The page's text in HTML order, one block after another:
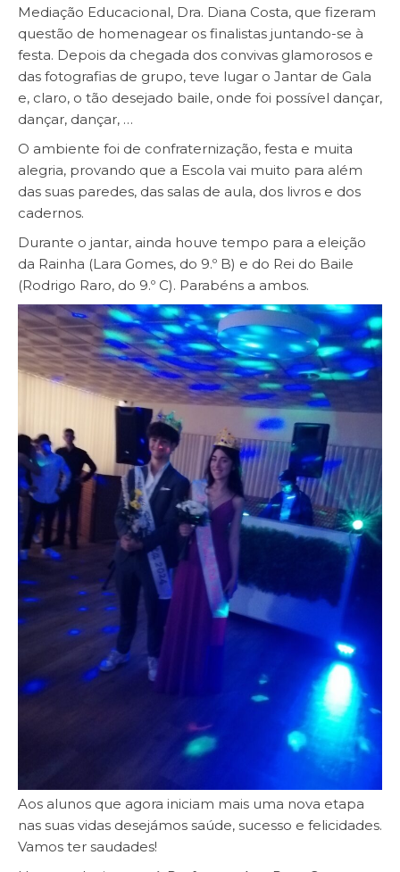
Mediação Educacional, Dra. Diana Costa, que fizeram
questão de homenagear os finalistas juntando-se à
festa. Depois da chegada dos convivas glamorosos e
das fotografias de grupo, teve lugar o Jantar de Gala
e, claro, o tão desejado baile, onde foi possível dançar,
dançar, dançar, …
O ambiente foi de confraternização, festa e muita
alegria, provando que a Escola vai muito para além
das suas paredes, das salas de aula, dos livros e dos
cadernos.
Durante o jantar, ainda houve tempo para a eleição
da Rainha (Lara Gomes, do 9.º B) e do Rei do Baile
(Rodrigo Raro, do 9.º C). Parabéns a ambos.
Aos alunos que agora iniciam mais uma nova etapa
nas suas vidas desejámos saúde, sucesso e felicidades.
Vamos ter saudades!